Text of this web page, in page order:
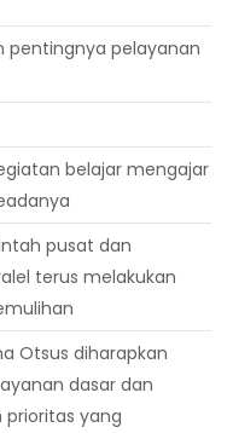
pentingnya pelayanan
belajar mengajar
pusat dan
terus melakukan
Otsus diharapkan
dasar dan
yang